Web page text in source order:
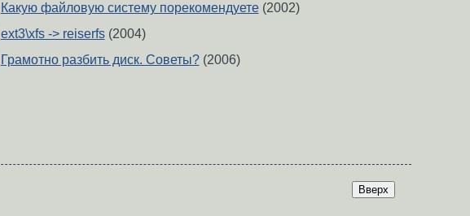
Какую файловую систему порекомендуете(2002)
ext3\xfs -> reiserfs(2004)
Грамотно разбить диск. Советы?(2006)
Вверх